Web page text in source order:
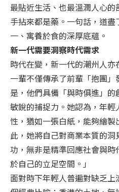
最貼近生活、也最溫潤人心
手拈來都是藥。一句話，道
一、寓養於食的深厚底蘊。
新一代需要洞察時代需求
時代在變，新一代的潮州人
一輩不僅傳承了前輩「抱團
是，他們具備「與時俱進」
敏銳的捕捉力。她認為，年
性，猶如一張白紙，能夠繪
此，她將自己對商業本質的
功，無非是精準回應社會與
於自己的立足空間。」
面對時下年輕人普遍對缺乏